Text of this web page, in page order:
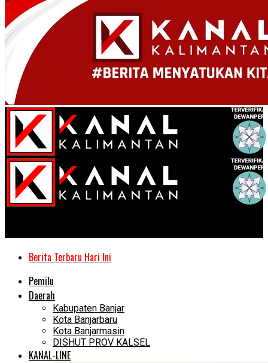
Berita Terbaru Hari Ini
Pemilu
Daerah
Kabupaten Banjar
Kota Banjarbaru
Kota Banjarmasin
DISHUT PROV KALSEL
KANAL-LINE